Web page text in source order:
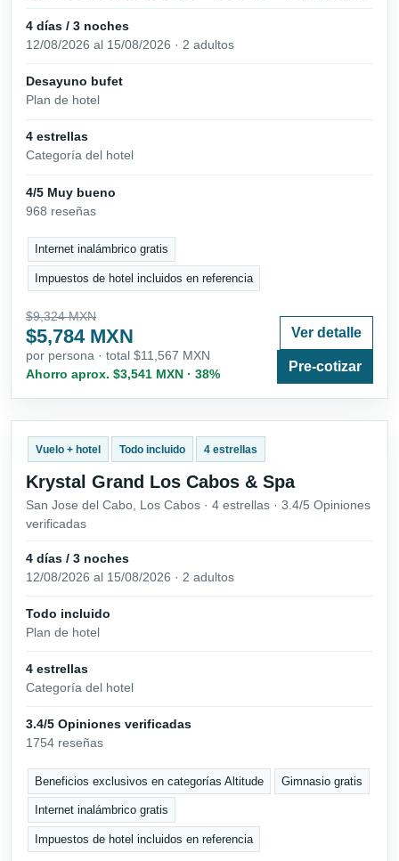
4 días / 3 noches
12/08/2026 al 15/08/2026 · 2 adultos
Desayuno bufet
Plan de hotel
4 estrellas
Categoría del hotel
4/5 Muy bueno
968 reseñas
Internet inalámbrico gratis
Impuestos de hotel incluidos en referencia
$9,324 MXN
$5,784 MXN
por persona · total $11,567 MXN
Ahorro aprox. $3,541 MXN · 38%
Ver detalle
Pre-cotizar
Vuelo + hotel Todo incluido 4 estrellas
Krystal Grand Los Cabos & Spa
San Jose del Cabo, Los Cabos · 4 estrellas · 3.4/5 Opiniones
verificadas
4 días / 3 noches
12/08/2026 al 15/08/2026 · 2 adultos
Todo incluido
Plan de hotel
4 estrellas
Categoría del hotel
3.4/5 Opiniones verificadas
1754 reseñas
Beneficios exclusivos en categorías Altitude Gimnasio gratis
Internet inalámbrico gratis
Impuestos de hotel incluidos en referencia